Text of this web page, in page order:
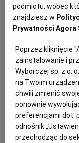
ocenić, że oferta
warunkami
podmiotu, wobec
znajdziesz w
Prywatności Agora
Poprzez kliknięcie
zainstalowanie i
Wyborczej sp. z o.
na Twoim
chwili zmienić
ponownie
preferencjami dot.
odnośnik
przechodząc do